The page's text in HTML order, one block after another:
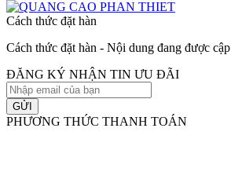
Cách thức đặt hàn
Cách thức đặt hàn - Nội dung đang được
ĐĂNG KÝ NHẬN TIN ƯU ĐÃI
GỬI
PHƯƠNG THỨC THANH TOÁN